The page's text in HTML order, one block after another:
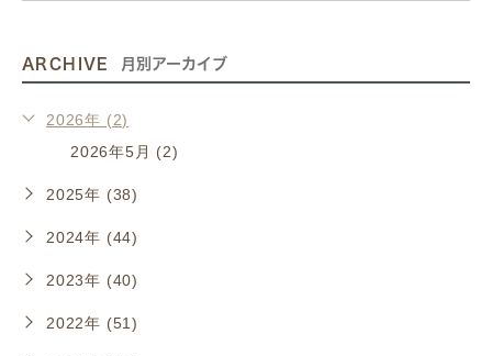
ARCHIVE 月別アーカイブ
2026年 (2)
2026年5月 (2)
2025年 (38)
2024年 (44)
2023年 (40)
2022年 (51)